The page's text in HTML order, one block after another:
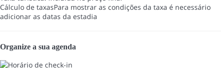
Cálculo de taxasPara mostrar as condições da taxa é necessário
adicionar as datas da estadia
Organize a sua agenda